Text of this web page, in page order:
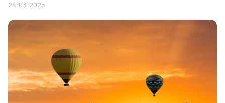
24-03-2025